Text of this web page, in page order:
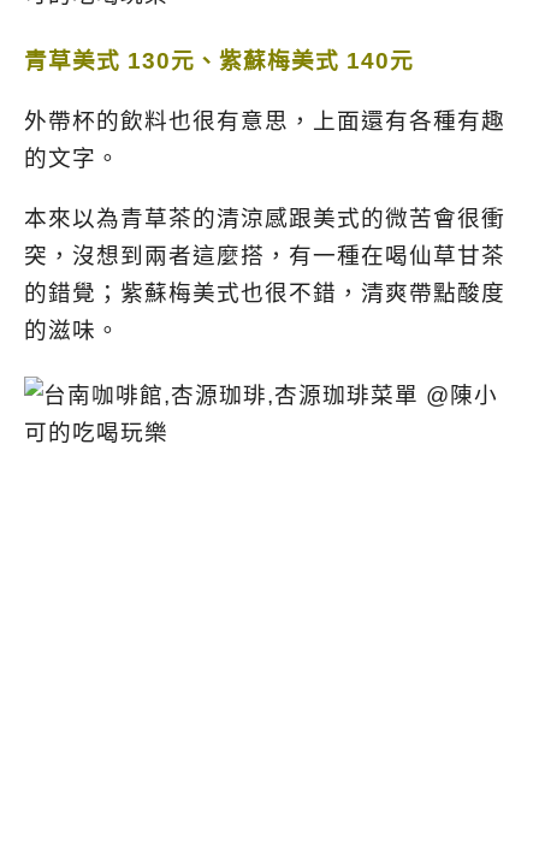
青草美式 130元、紫蘇梅美式 140元
外帶杯的飲料也很有意思，上面還有各種有趣
的文字。
本來以為青草茶的清涼感跟美式的微苦會很衝
突，沒想到兩者這麼搭，有一種在喝仙草甘茶
的錯覺；紫蘇梅美式也很不錯，清爽帶點酸度
的滋味。